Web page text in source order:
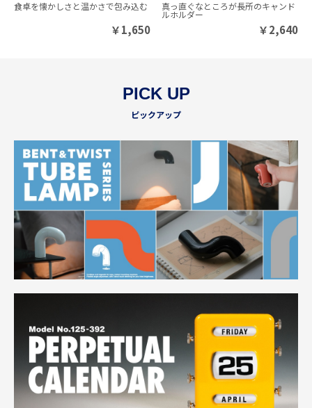
食卓を懐かしさと温かさで包み込む
￥1,650
真っ直ぐなところが長所のキャンド
ルホルダー
￥2,640
PICK UP
ピックアップ